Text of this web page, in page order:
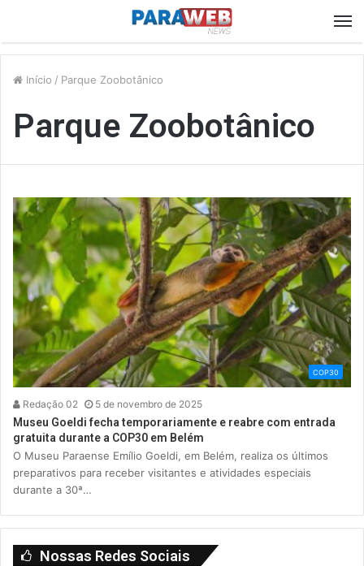
Início / Parque Zoobotânico
Parque Zoobotânico
COP30
Redação 02 5 de novembro de 2025
Museu Goeldi fecha temporariamente e reabre com entrada
gratuita durante a COP30 em Belém
O Museu Paraense Emílio Goeldi, em Belém, realiza os últimos
preparativos para receber visitantes e atividades especiais
durante a 30ª…
Nossas Redes Sociais